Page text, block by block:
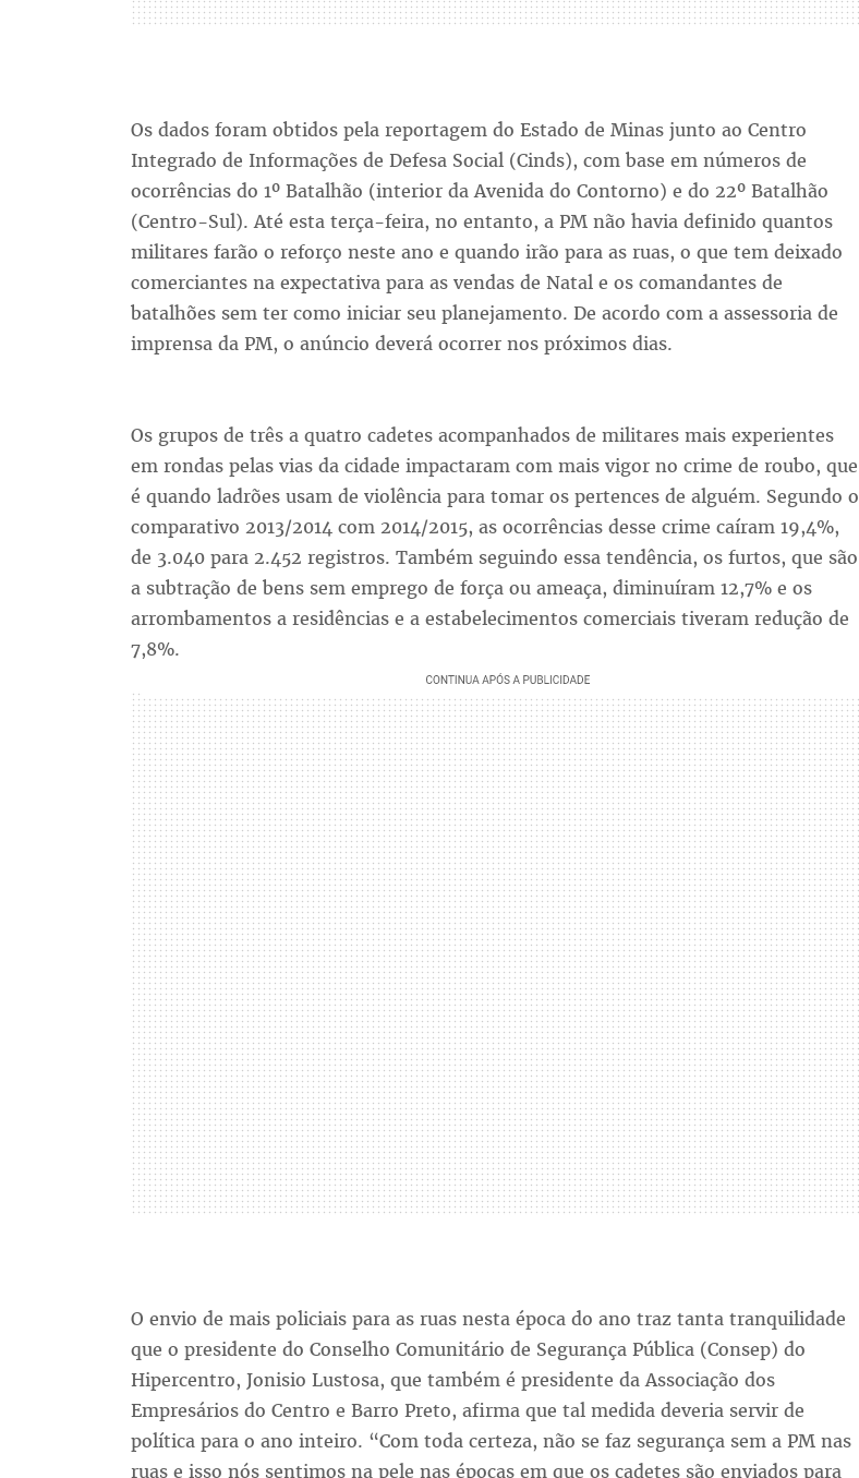
Os dados foram obtidos pela reportagem do Estado de Minas junto ao Centro
Integrado de Informações de Defesa Social (Cinds), com base em números de
ocorrências do 1º Batalhão (interior da Avenida do Contorno) e do 22º Batalhão
(Centro-Sul). Até esta terça-feira, no entanto, a PM não havia definido quantos
militares farão o reforço neste ano e quando irão para as ruas, o que tem deixado
comerciantes na expectativa para as vendas de Natal e os comandantes de
batalhões sem ter como iniciar seu planejamento. De acordo com a assessoria de
imprensa da PM, o anúncio deverá ocorrer nos próximos dias.
Os grupos de três a quatro cadetes acompanhados de militares mais experientes
em rondas pelas vias da cidade impactaram com mais vigor no crime de roubo, que
é quando ladrões usam de violência para tomar os pertences de alguém. Segundo o
comparativo 2013/2014 com 2014/2015, as ocorrências desse crime caíram 19,4%,
de 3.040 para 2.452 registros. Também seguindo essa tendência, os furtos, que são
a subtração de bens sem emprego de força ou ameaça, diminuíram 12,7% e os
arrombamentos a residências e a estabelecimentos comerciais tiveram redução de
7,8%.
O envio de mais policiais para as ruas nesta época do ano traz tanta tranquilidade
que o presidente do Conselho Comunitário de Segurança Pública (Consep) do
Hipercentro, Jonisio Lustosa, que também é presidente da Associação dos
Empresários do Centro e Barro Preto, afirma que tal medida deveria servir de
política para o ano inteiro. “Com toda certeza, não se faz segurança sem a PM nas
ruas e isso nós sentimos na pele nas épocas em que os cadetes são enviados para